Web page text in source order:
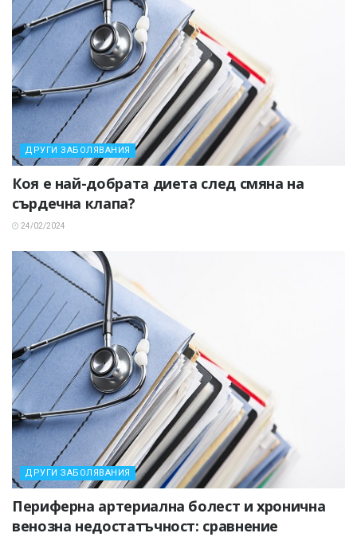
ДРУГИ ЗАБОЛЯВАНИЯ
Коя е най-добрата диета след смяна на
сърдечна клапа?
24/02/2024
ДРУГИ ЗАБОЛЯВАНИЯ
Периферна артериална болест и хронична
венозна недостатъчност: сравнение